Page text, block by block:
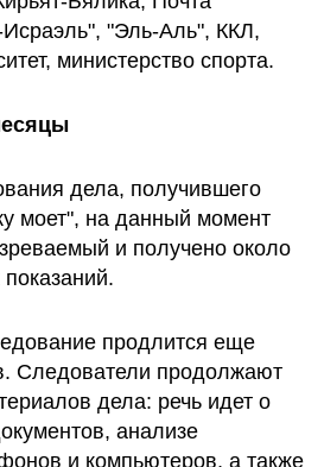
"Эль-Аль", ККЛ,
министерство спорта.
дела, получившего
моет", на данный момент
и получено около
продлится еще
Следователи продолжают
дела: речь идет о
анализе
и компьютеров, а также